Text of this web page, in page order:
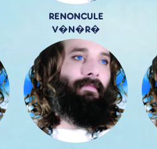
RENONCULE
V�N�R�